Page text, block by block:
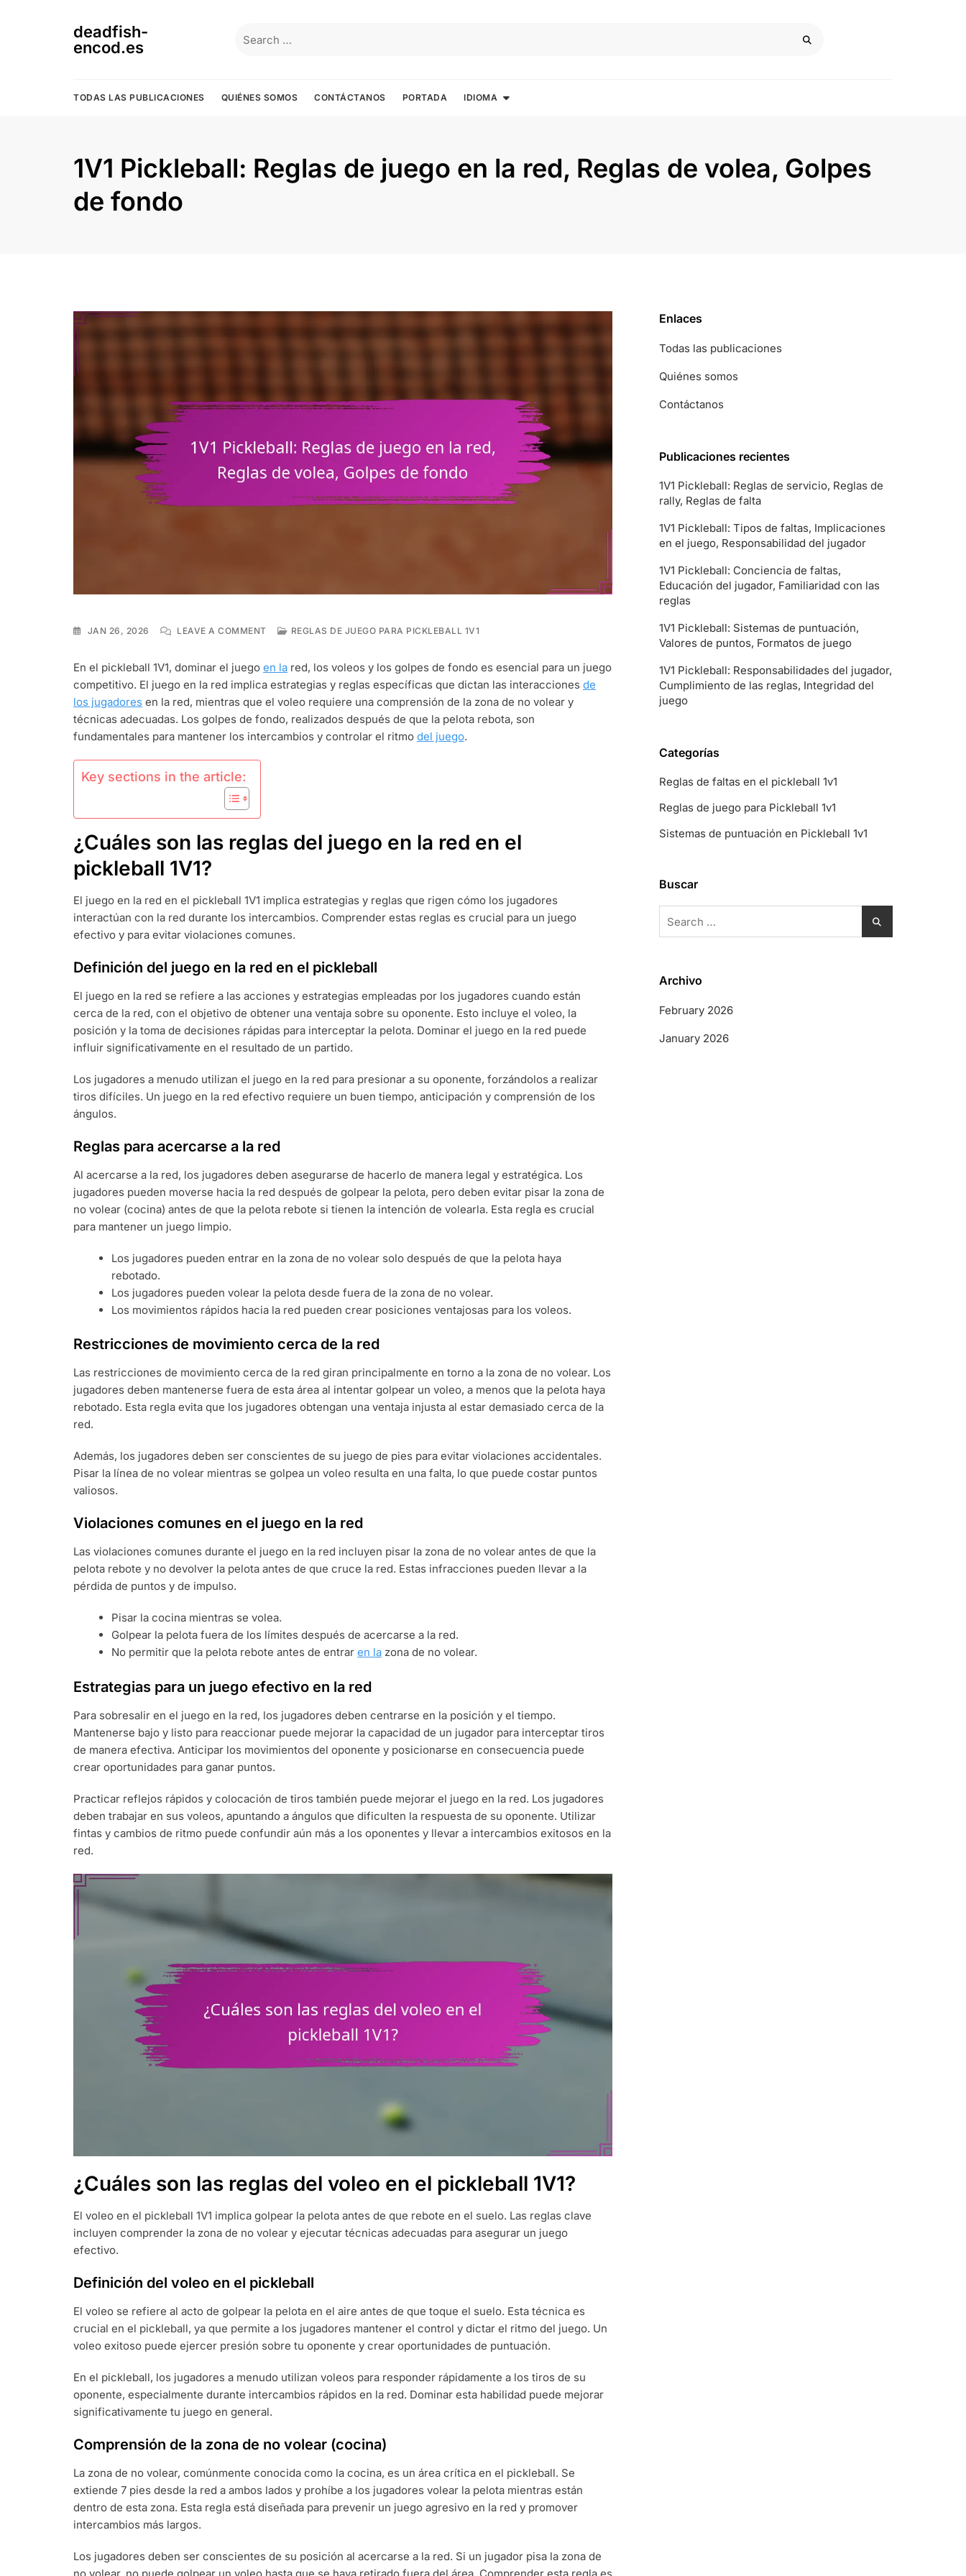
deadfish-
encod.es
for:
TODAS LAS PUBLICACIONES QUIÉNES SOMOS CONTÁCTANOS PORTADA IDIOMA
1V1 Pickleball: Reglas de juego en la red, Reglas de volea, Golpes
de fondo
JAN 26, 2026 LEAVE A COMMENTON
REGLAS
DE
JUEGO
LA
RED,
REGLAS DE JUEGO PARA PICKLEBALL 1V1
En el pickleball 1V1, dominar el juego en la red, los voleos y los golpes de fondo es esencial para un juego
competitivo. El juego en la red implica estrategias y reglas específicas que dictan las interacciones de
los jugadores en la red, mientras que el voleo requiere una comprensión de la zona de no volear y
técnicas adecuadas. Los golpes de fondo, realizados después de que la pelota rebota, son
fundamentales para mantener los intercambios y controlar el ritmo del juego.
Key sections in the article:
¿Cuáles son las reglas del juego en la red en el
pickleball 1V1?
El juego en la red en el pickleball 1V1 implica estrategias y reglas que rigen cómo los jugadores
interactúan con la red durante los intercambios. Comprender estas reglas es crucial para un juego
efectivo y para evitar violaciones comunes.
Definición del juego en la red en el pickleball
El juego en la red se refiere a las acciones y estrategias empleadas por los jugadores cuando están
cerca de la red, con el objetivo de obtener una ventaja sobre su oponente. Esto incluye el voleo, la
posición y la toma de decisiones rápidas para interceptar la pelota. Dominar el juego en la red puede
influir significativamente en el resultado de un partido.
Los jugadores a menudo utilizan el juego en la red para presionar a su oponente, forzándolos a realizar
tiros difíciles. Un juego en la red efectivo requiere un buen tiempo, anticipación y comprensión de los
ángulos.
Reglas para acercarse a la red
Al acercarse a la red, los jugadores deben asegurarse de hacerlo de manera legal y estratégica. Los
jugadores pueden moverse hacia la red después de golpear la pelota, pero deben evitar pisar la zona de
no volear (cocina) antes de que la pelota rebote si tienen la intención de volearla. Esta regla es crucial
para mantener un juego limpio.
Los jugadores pueden entrar en la zona de no volear solo después de que la pelota haya
rebotado.
Los jugadores pueden volear la pelota desde fuera de la zona de no volear.
Los movimientos rápidos hacia la red pueden crear posiciones ventajosas para los voleos.
Restricciones de movimiento cerca de la red
Las restricciones de movimiento cerca de la red giran principalmente en torno a la zona de no volear. Los
jugadores deben mantenerse fuera de esta área al intentar golpear un voleo, a menos que la pelota haya
rebotado. Esta regla evita que los jugadores obtengan una ventaja injusta al estar demasiado cerca de la
red.
Además, los jugadores deben ser conscientes de su juego de pies para evitar violaciones accidentales.
Pisar la línea de no volear mientras se golpea un voleo resulta en una falta, lo que puede costar puntos
valiosos.
Violaciones comunes en el juego en la red
Las violaciones comunes durante el juego en la red incluyen pisar la zona de no volear antes de que la
pelota rebote y no devolver la pelota antes de que cruce la red. Estas infracciones pueden llevar a la
pérdida de puntos y de impulso.
Pisar la cocina mientras se volea.
Golpear la pelota fuera de los límites después de acercarse a la red.
No permitir que la pelota rebote antes de entraren la zona de no volear.
Estrategias para un juego efectivo en la red
Para sobresalir en el juego en la red, los jugadores deben centrarse en la posición y el tiempo.
Mantenerse bajo y listo para reaccionar puede mejorar la capacidad de un jugador para interceptar tiros
de manera efectiva. Anticipar los movimientos del oponente y posicionarse en consecuencia puede
crear oportunidades para ganar puntos.
Practicar reflejos rápidos y colocación de tiros también puede mejorar el juego en la red. Los jugadores
deben trabajar en sus voleos, apuntando a ángulos que dificulten la respuesta de su oponente. Utilizar
fintas y cambios de ritmo puede confundir aún más a los oponentes y llevar a intercambios exitosos en la
red.
¿Cuáles son las reglas del voleo en el pickleball 1V1?
El voleo en el pickleball 1V1 implica golpear la pelota antes de que rebote en el suelo. Las reglas clave
incluyen comprender la zona de no volear y ejecutar técnicas adecuadas para asegurar un juego
efectivo.
Definición del voleo en el pickleball
El voleo se refiere al acto de golpear la pelota en el aire antes de que toque el suelo. Esta técnica es
crucial en el pickleball, ya que permite a los jugadores mantener el control y dictar el ritmo del juego. Un
voleo exitoso puede ejercer presión sobre tu oponente y crear oportunidades de puntuación.
En el pickleball, los jugadores a menudo utilizan voleos para responder rápidamente a los tiros de su
oponente, especialmente durante intercambios rápidos en la red. Dominar esta habilidad puede mejorar
significativamente tu juego en general.
Comprensión de la zona de no volear (cocina)
La zona de no volear, comúnmente conocida como la cocina, es un área crítica en el pickleball. Se
extiende 7 pies desde la red a ambos lados y prohíbe a los jugadores volear la pelota mientras están
dentro de esta zona. Esta regla está diseñada para prevenir un juego agresivo en la red y promover
intercambios más largos.
Los jugadores deben ser conscientes de su posición al acercarse a la red. Si un jugador pisa la zona de
Enlaces
Todas las publicaciones
Quiénes somos
Contáctanos
Publicaciones recientes
1V1 Pickleball: Reglas de servicio, Reglas de
rally, Reglas de falta
1V1 Pickleball: Tipos de faltas, Implicaciones
en el juego, Responsabilidad del jugador
1V1 Pickleball: Conciencia de faltas,
Educación del jugador, Familiaridad con las
reglas
1V1 Pickleball: Sistemas de puntuación,
Valores de puntos, Formatos de juego
1V1 Pickleball: Responsabilidades del jugador,
Cumplimiento de las reglas, Integridad del
juego
Categorías
Reglas de faltas en el pickleball 1v1
Reglas de juego para Pickleball 1v1
Sistemas de puntuación en Pickleball 1v1
Buscar
for:
Archivo
February 2026
January 2026